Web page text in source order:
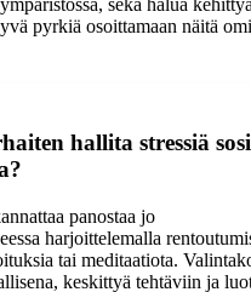
pyrkiä osoittamaan näitä
hallita stressiä
panostaa jo
harjoittelemalla
tai meditaatiota.
keskittyä tehtäviin ja